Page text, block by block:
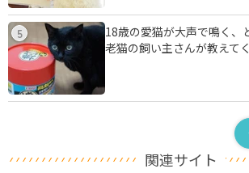
5
18歳の愛猫が大声で鳴く
老猫の飼い主さんが教えて
関連サイト